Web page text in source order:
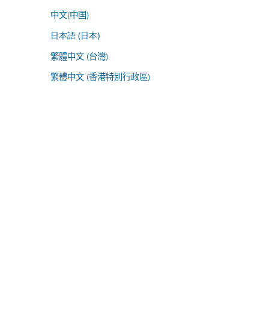
中文(中国)
日本語 (日本)
繁體中文 (台灣)
繁體中文 (香港特別行政區)